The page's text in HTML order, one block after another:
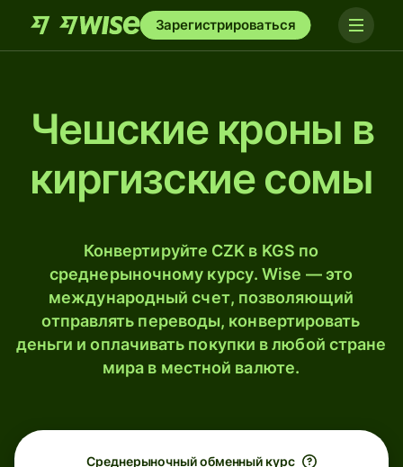
Зарегистрироваться
Чешские кроны в
киргизские сомы
Конвертируйте CZK в KGS по
среднерыночному курсу. Wise — это
международный счет, позволяющий
отправлять переводы, конвертировать
деньги и оплачивать покупки в любой стране
мира в местной валюте.
Среднерыночный обменный курс